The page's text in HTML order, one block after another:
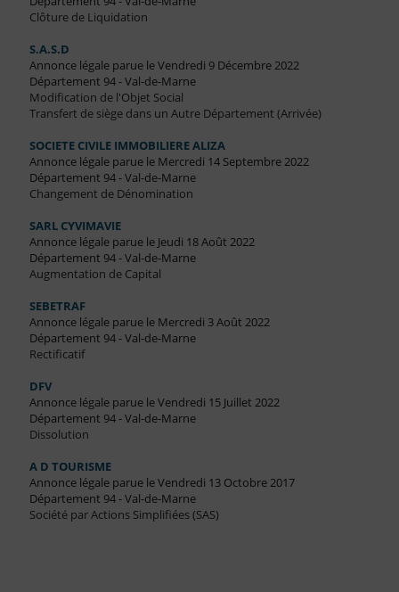
Clôture de Liquidation
S.A.S.D
Annonce légale parue le Vendredi 9 Décembre 2022
Département 94 - Val-de-Marne
Modification de l'Objet Social
Transfert de siège dans un Autre Département (Arrivée)
SOCIETE CIVILE IMMOBILIERE ALIZA
Annonce légale parue le Mercredi 14 Septembre 2022
Département 94 - Val-de-Marne
Changement de Dénomination
SARL CYVIMAVIE
Annonce légale parue le Jeudi 18 Août 2022
Département 94 - Val-de-Marne
Augmentation de Capital
SEBETRAF
Annonce légale parue le Mercredi 3 Août 2022
Département 94 - Val-de-Marne
Rectificatif
DFV
Annonce légale parue le Vendredi 15 Juillet 2022
Département 94 - Val-de-Marne
Dissolution
A D TOURISME
Annonce légale parue le Vendredi 13 Octobre 2017
Département 94 - Val-de-Marne
Société par Actions Simplifiées (SAS)